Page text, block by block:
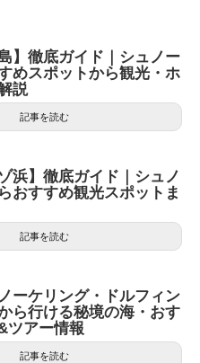
】徹底ガイド｜シュノー
めスポットから観光・ホ
説
記事を読む
浜】徹底ガイド｜シュノ
おすすめ観光スポットま
記事を読む
ーケリング・ドルフィン
ら行ける秘境の海・おす
ツアー情報
記事を読む